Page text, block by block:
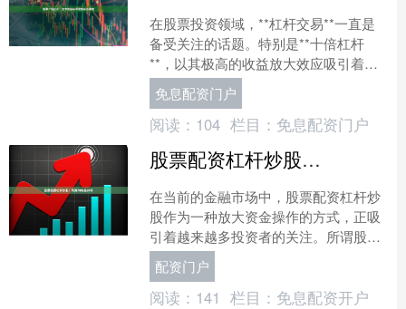
在股票投资领域，**杠杆交易**一直是
备受关注的话题。特别是**十倍杠杆
**，以其极高的收益放大效应吸引着众
多投资者。然而，高收益必然伴随着高
风险，理解十倍杠杆....
免息配资门户
阅读： 104 栏目： 免息配资门户
股票配资杠杆炒股：风险与收益并存
在当前的金融市场中，股票配资杠杆炒
股作为一种放大资金操作的方式，正吸
引着越来越多投资者的关注。所谓股票
配资，是指投资者通过向配资公司借入
资金，以自有资金作为保证....
配资门户
阅读： 141 栏目： 免息配资开户